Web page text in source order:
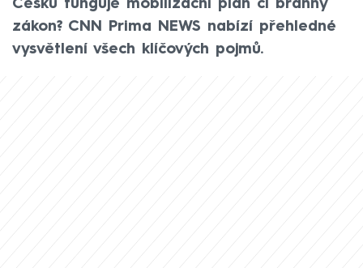
Česku funguje mobilizační plán či branný
zákon? CNN Prima NEWS nabízí přehledné
vysvětlení všech klíčových pojmů.